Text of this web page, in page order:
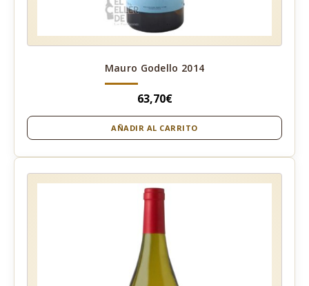
Mauro Godello 2014
63,70€
AÑADIR AL CARRITO